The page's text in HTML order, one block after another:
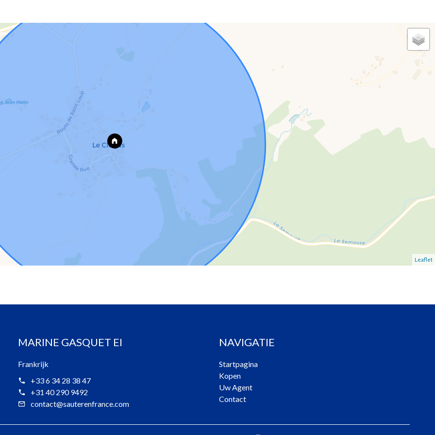
Leaflet
MARINE GASQUET EI
Frankrijk
+33 6 34 28 38 47
+31 40 290 9492
contact@sauterenfrance.com
NAVIGATIE
Startpagina
Kopen
Uw Agent
Contact